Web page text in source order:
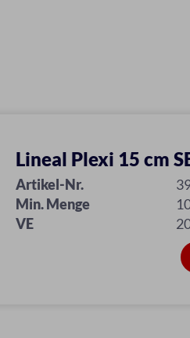
Lineal Plexi 15 cm
Artikel-Nr.
Min. Menge
VE